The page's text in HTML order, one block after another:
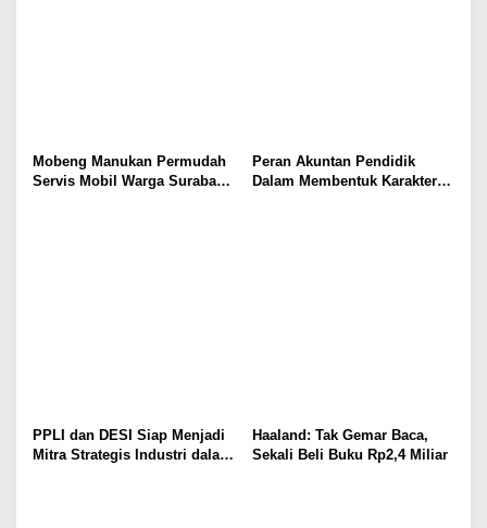
Mobeng Manukan Permudah
Servis Mobil Warga Surabaya
Peran Akuntan Pendidik
Dalam Membentuk Karakter
PPLI dan DESI Siap Menjadi
Mitra Strategis Industri dalam
Haaland: Tak Gemar Baca,
Sekali Beli Buku Rp2,4 Miliar